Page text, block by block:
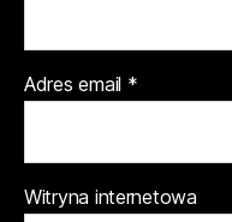
Adres email *
Witryna internetowa